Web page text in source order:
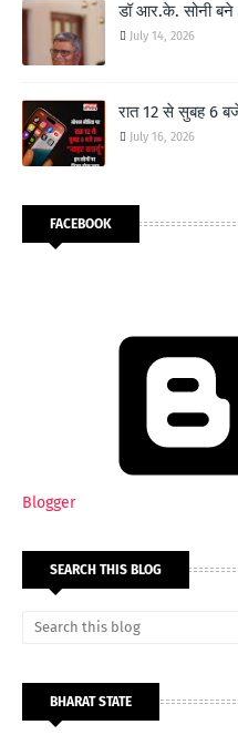
डॉ आर.के. सोनी बने
July 14, 2026
रात 12 से सुबह 6
July 16, 2026
FACEBOOK
Blogger
SEARCH THIS BLOG
BHARAT STATE